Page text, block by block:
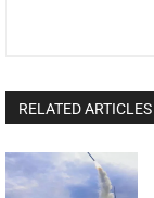
RELATED ARTICLES